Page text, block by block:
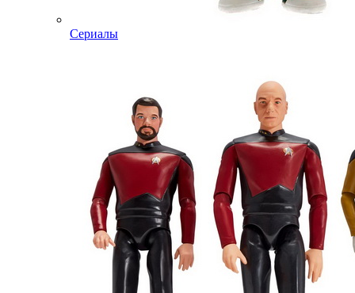
Сериалы